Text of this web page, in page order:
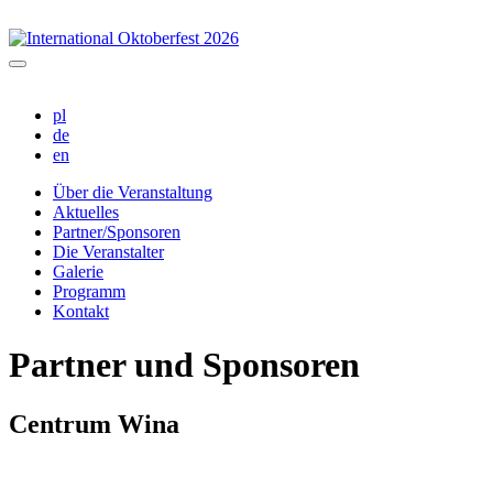
pl
de
en
Über die Veranstaltung
Aktuelles
Partner/Sponsoren
Die Veranstalter
Galerie
Programm
Kontakt
Partner und Sponsoren
Centrum Wina